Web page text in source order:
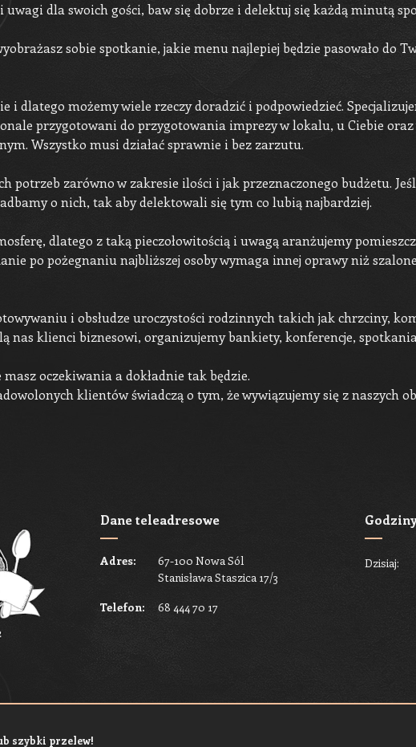
i uwagi dla swoich gości, baw się dobrze i delektuj się każdą minutą
sobie spotkanie, jakie menu najlepiej będzie pasowało do
i dlatego możemy wiele rzeczy doradzić i podpowiedzieć.
przygotowani do przygotowania imprezy w lokalu, u Ciebie
Wszystko musi działać sprawnie i bez zarzutu.
potrzeb zarówno w zakresie ilości i jak przeznaczonego budżetu.
o nich, tak aby delektowali się tym co lubią najbardziej.
dlatego z taką pieczołowitością i uwagą aranżujemy
po pożegnaniu najbliższej osoby wymaga innej oprawy niż
i obsłudze uroczystości rodzinnych takich jak chrzciny,
nas klienci biznesowi, organizujemy bankiety, konferencje,
oczekiwania a dokładnie tak będzie.
klientów świadczą o tym, że wywiązujemy się z naszych
Dane teleadresowe
Adres:
67-100 Nowa Sól
Stanisława Staszica 17/3
Telefon:
68 444 70 17
Dzisiaj:
szybki przelew!